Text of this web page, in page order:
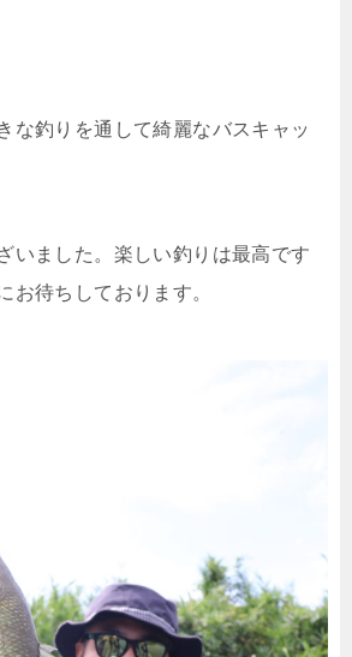
な釣りを通して綺麗なバスキャッ
いました。楽しい釣りは最高です
お待ちしております。